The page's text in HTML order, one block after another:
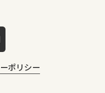
ポリシー